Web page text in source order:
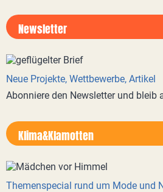
Newsletter
Neue Projekte, Wettbewerbe, Artikel
Abonniere den Newsletter und bleib
Klima&Klamotten
Themenspecial rund um Mode und